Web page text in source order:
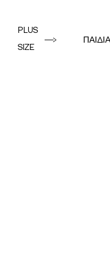
PLUS
SIZE
ΠΑΙΔΙΑ